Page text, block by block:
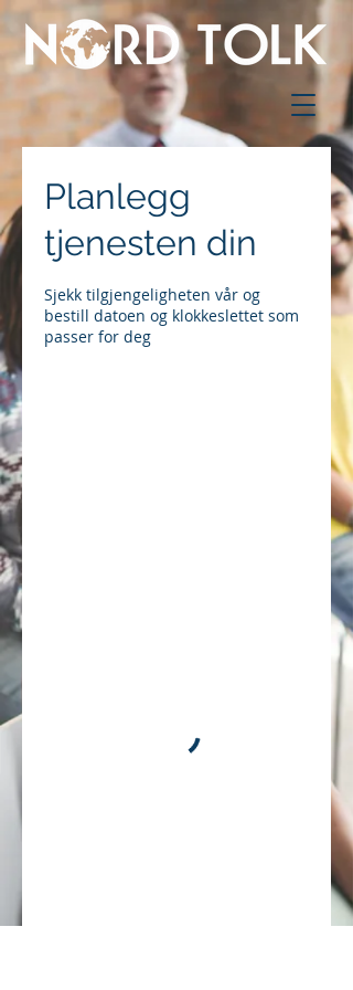
Planlegg
tjenesten din
Sjekk tilgjengeligheten vår og
bestill datoen og klokkeslettet som
passer for deg